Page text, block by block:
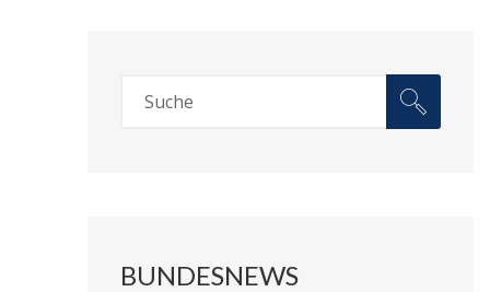
BUNDESNEWS